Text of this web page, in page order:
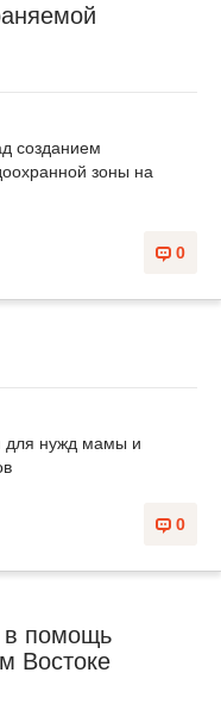
созданием
зоны на
0
для нужд мамы и
0
в помощь
Востоке